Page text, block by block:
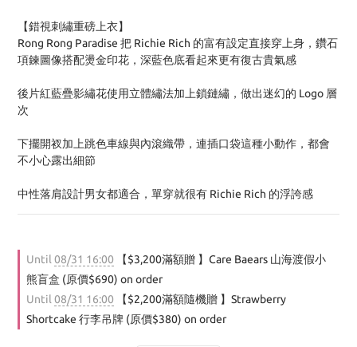
【錯視刺繡重磅上衣】
Rong Rong Paradise 把 Richie Rich 的富有設定直接穿上身，鑽石
項鍊圖像搭配燙金印花，深藍色底看起來更有復古貴氣感
後片紅藍疊影繡花使用立體繡法加上鎖鏈繡，做出迷幻的 Logo 層
次
下擺開衩加上跳色車線與內滾織帶，連插口袋這種小動作，都會
不小心露出細節
中性落肩設計男女都適合，單穿就很有 Richie Rich 的浮誇感
Until 08/31 16:00 【$3,200滿額贈 】Care Baears 山海渡假小
熊盲盒 (原價$690) on order
Until 08/31 16:00 【$2,200滿額隨機贈 】Strawberry
Shortcake 行李吊牌 (原價$380) on order